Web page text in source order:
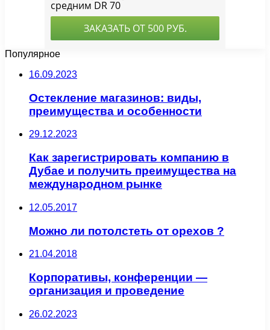
Популярное
16.09.2023
Остекление магазинов: виды,
преимущества и особенности
29.12.2023
Как зарегистрировать компанию в
Дубае и получить преимущества на
международном рынке
12.05.2017
Можно ли потолстеть от орехов ?
21.04.2018
Корпоративы, конференции —
организация и проведение
26.02.2023